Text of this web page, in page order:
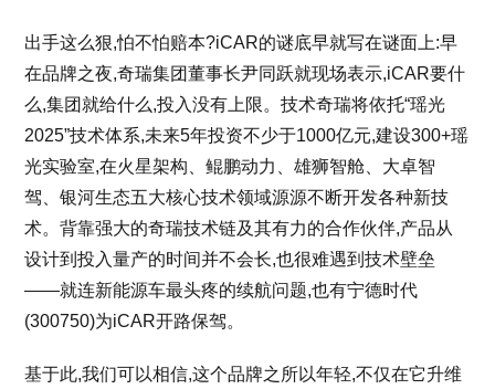
出手这么狠,怕不怕赔本?iCAR的谜底早就写在谜面上:早
在品牌之夜,奇瑞集团董事长尹同跃就现场表示,iCAR要什
么,集团就给什么,投入没有上限。技术奇瑞将依托“瑶光
2025”技术体系,未来5年投资不少于1000亿元,建设300+瑶
光实验室,在火星架构、鲲鹏动力、雄狮智舱、大卓智
驾、银河生态五大核心技术领域源源不断开发各种新技
术。背靠强大的奇瑞技术链及其有力的合作伙伴,产品从
设计到投入量产的时间并不会长,也很难遇到技术壁垒
——就连新能源车最头疼的续航问题,也有宁德时代
(300750)为iCAR开路保驾。
基于此,我们可以相信,这个品牌之所以年轻,不仅在它升维